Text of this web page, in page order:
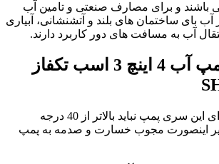
باشند و برای مصارف صنعتی و تامین آب
بای ساختمان های بلند و آتشنشانی، آبیاری
آب به مسافت های دور کاربرد دارند.
دمای الکترو پمپ آب 4 اینچ 3 اسب تکفاز
دمای محیط کاری برای این سری پمپ نباید بالاتر از 40 درجه
غیر اینصورت مجوب خسارت و صدمه به پمپ